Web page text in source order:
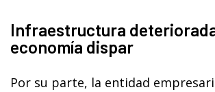
Infraestructura
economía dispar
Por su parte, la entidad